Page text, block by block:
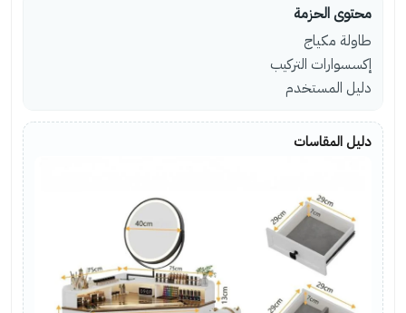
محتوى الحزمة
طاولة مكياج
إكسسوارات التركيب
دليل المستخدم
دليل المقاسات